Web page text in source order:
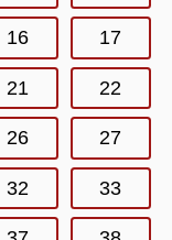
16 17
21 22
26 27
32 33